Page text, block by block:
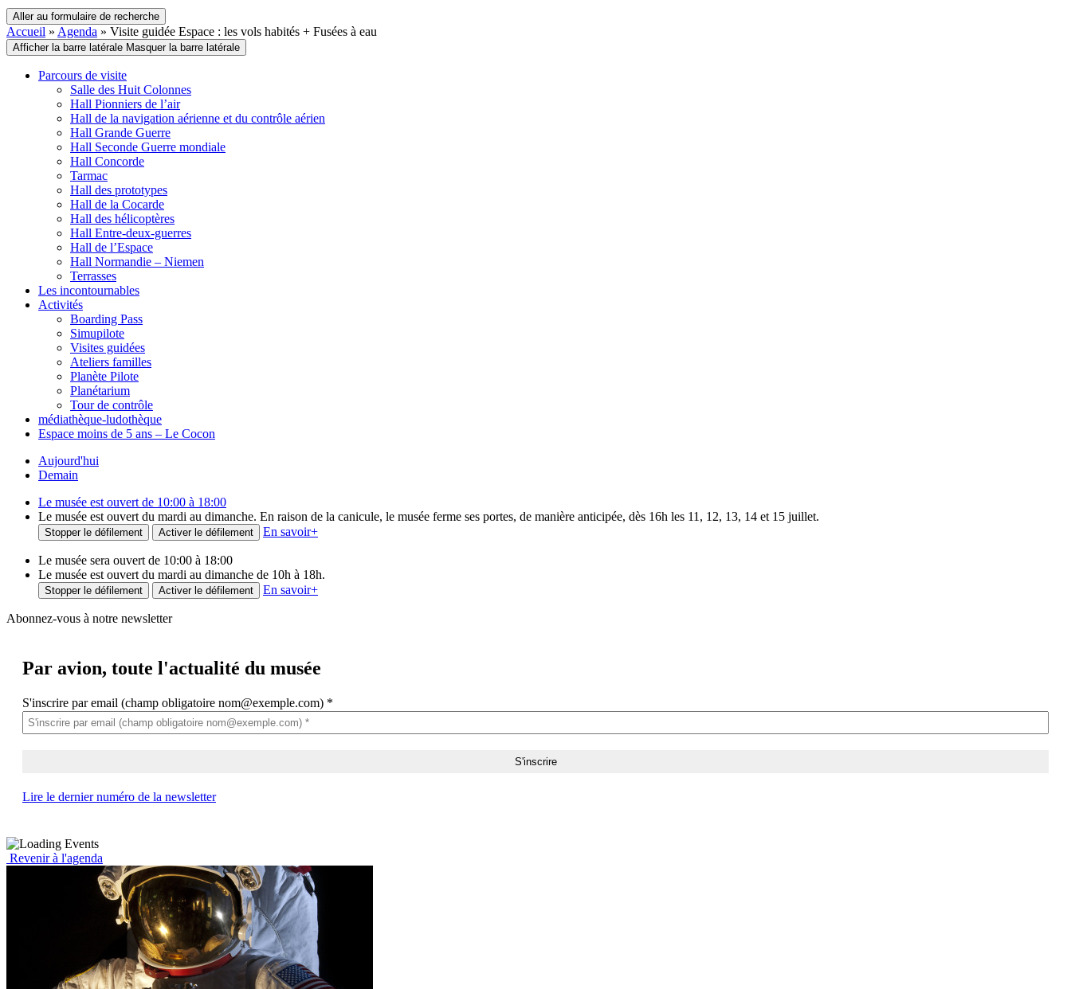
Aller au formulaire de recherche
Accueil » Agenda » Visite guidée Espace : les vols habités + Fusées à eau
Afficher la barre latérale Masquer la barre latérale
Parcours de visite
Salle des Huit Colonnes
Hall Pionniers de l’air
Hall de la navigation aérienne et du contrôle aérien
Hall Grande Guerre
Hall Seconde Guerre mondiale
Hall Concorde
Tarmac
Hall des prototypes
Hall de la Cocarde
Hall des hélicoptères
Hall Entre-deux-guerres
Hall de l’Espace
Hall Normandie – Niemen
Terrasses
Les incontournables
Activités
Boarding Pass
Simupilote
Visites guidées
Ateliers familles
Planète Pilote
Planétarium
Tour de contrôle
médiathèque-ludothèque
Espace moins de 5 ans – Le Cocon
Aujourd'hui
Demain
Le musée est ouvert de 10:00 à 18:00
Le musée est ouvert du mardi au dimanche. En raison de la canicule, le musée ferme ses portes, de manière anticipée, dès 16h les 11, 12, 13, 14 et 15 juillet.
Stopper le défilement Activer le défilement En savoir+
Le musée sera ouvert de 10:00 à 18:00
Le musée est ouvert du mardi au dimanche de 10h à 18h.
Stopper le défilement Activer le défilement En savoir+
Abonnez-vous à notre newsletter
Par avion, toute l'actualité du musée
S'inscrire par email (champ obligatoire nom@exemple.com) *
Lire le dernier numéro de la newsletter
Revenir à l'agenda